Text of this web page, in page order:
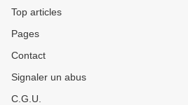
Top articles
Pages
Contact
Signaler un abus
C.G.U.